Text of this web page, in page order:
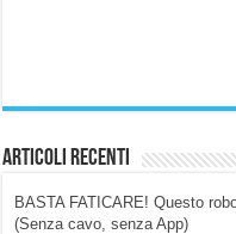
Articoli Recenti
BASTA FATICARE! Questo
(Senza cavo, senza App)